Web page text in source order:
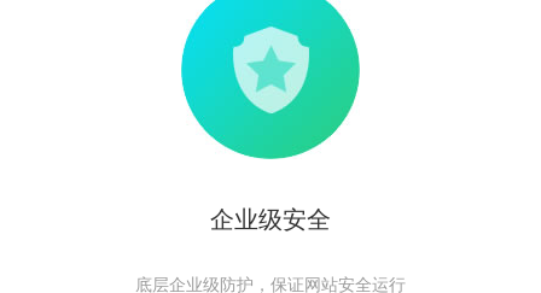
企业级安全
底层企业级防护，保证网站安全运行